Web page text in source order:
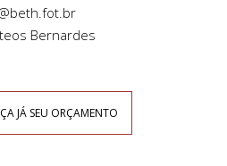
Bernardes
JÁ SEU ORÇAMENTO